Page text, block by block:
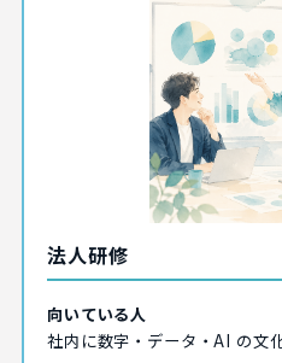
法人研修
向いている人
社内に数字・データ・AI の文